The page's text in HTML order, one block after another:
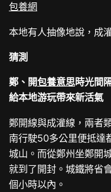
包養網
本地有人抽像地說，成
猜測
鄭、開包養意思時光間
給本地游玩帶來新活氣
鄭開線與成灌線，兩者
南行駛50多公里便抵達
城山。而從鄭州坐鄭開
就到了開封。城鐵將省
個小時以內。